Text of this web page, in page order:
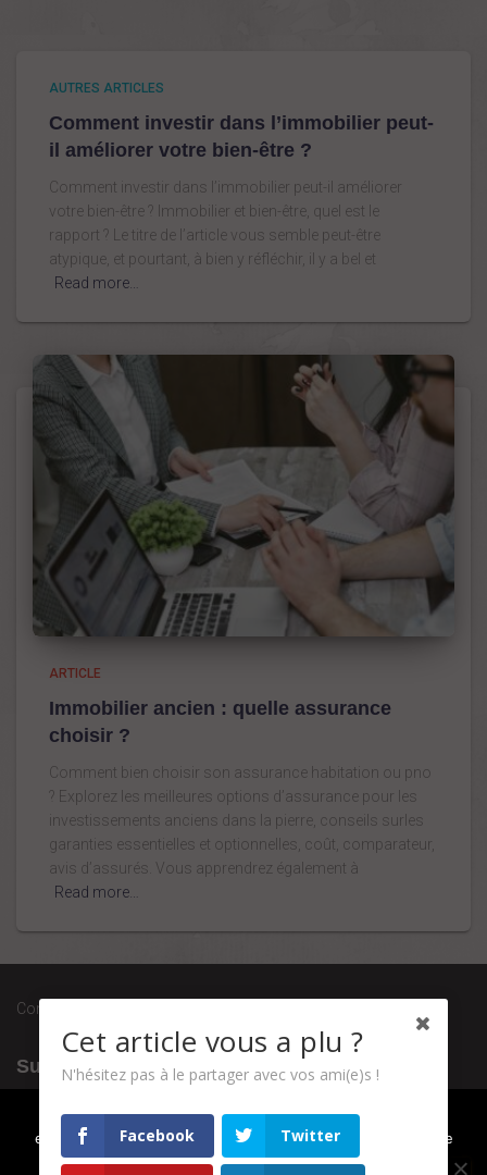
AUTRES ARTICLES
Comment investir dans l’immobilier peut-
il améliorer votre bien-être ?
Comment investir dans l’immobilier peut-il améliorer
votre bien-être ? Immobilier et bien-être, quel est le
rapport ? Le titre de l’article vous semble peut-être
atypique, et pourtant, à bien y réfléchir, il y a bel et
Read more…
ARTICLE
Immobilier ancien : quelle assurance
choisir ?
Comment bien choisir son assurance habitation ou pno
? Explorez les meilleures options d’assurance pour les
investissements anciens dans la pierre, conseils surles
garanties essentielles et optionnelles, coût, comparateur,
avis d’assurés. Vous apprendrez également à
Read more…
Conditions générales de vente
Suivez-nous
Cet article vous a plu ?
N'hésitez pas à le partager avec vos ami(e)s !
Facebook Twitter
Nous utilisons des cookies pour vous garantir la meilleure
expérience sur notre site web. Si vous continuez à utiliser ce
site, nous supposerons que vous en êtes satisfait.